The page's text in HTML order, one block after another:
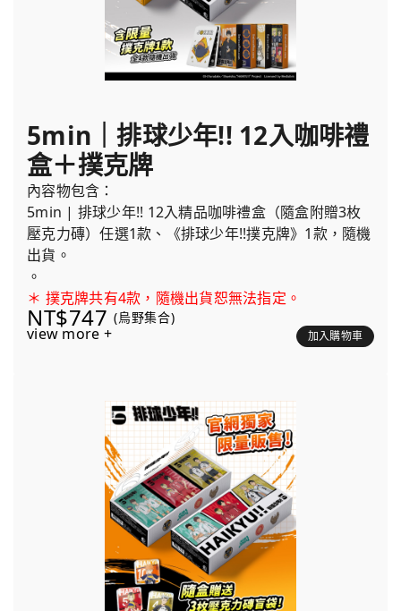
5min｜排球少年!! 12入咖啡禮
盒＋撲克牌
內容物包含：
5min | 排球少年!! 12入精品咖啡禮盒（隨盒附贈3枚
壓克力磚）任選1款、《排球少年!!撲克牌》1款，隨機
出貨。
。
＊ 撲克牌共有4款，隨機出貨恕無法指定。
NT$747 (烏野集合)
view more + 加入購物車